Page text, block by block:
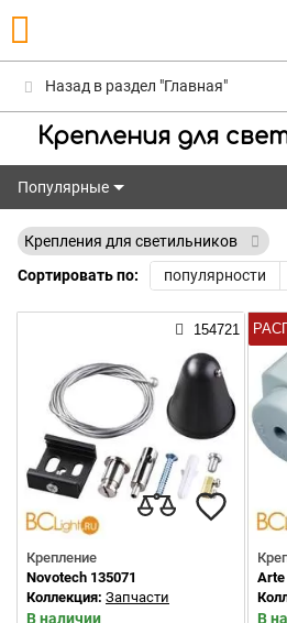
Назад в раздел "Главная"
Крепления для
Популярные
Популярные
Крепления для светильников
Сортировать по:
популярности
154721
Крепление
Novotech 135071
Коллекция: Запчасти
В наличии
Arte
В